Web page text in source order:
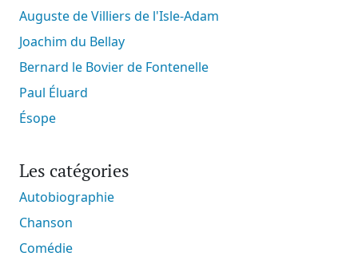
Auguste de Villiers de l'Isle-Adam
Joachim du Bellay
Bernard le Bovier de Fontenelle
Paul Éluard
Ésope
Les catégories
Autobiographie
Chanson
Comédie